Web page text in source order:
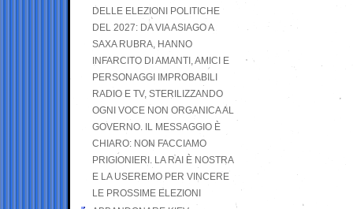
DELLE ELEZIONI POLITICHE
DEL 2027: DA VIA ASIAGO A
SAXA RUBRA, HANNO
INFARCITO DI AMANTI, AMICI E
PERSONAGGI IMPROBABILI
RADIO E TV, STERILIZZANDO
OGNI VOCE NON ORGANICA AL
GOVERNO. IL MESSAGGIO È
CHIARO: NON FACCIAMO
PRIGIONIERI. LA RAI È NOSTRA
E LA USEREMO PER VINCERE
LE PROSSIME ELEZIONI